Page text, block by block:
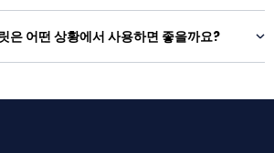
은 어떤 상황에서 사용하면 좋을까요?